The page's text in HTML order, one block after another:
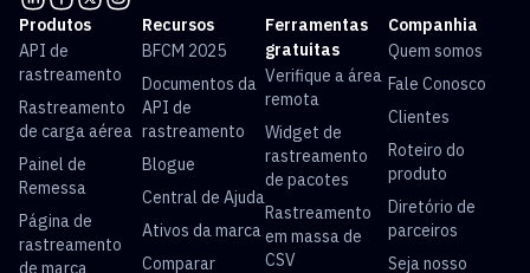
Produtos
API de
rastreamento
Rastreamento
de carga aérea
Painel de
Remessa
Página de
rastreamento
de marca
Recursos
BFCM 2025
Documentos da
API de
rastreamento
Blogue
Central de Ajuda
Ativos da marca
Comparar
Ferramentas
gratuitas
Verifique a área
remota
Widget de
rastreamento
de pacotes
Rastreamento
em massa de
CSV
Companhia
Quem somos
Fale Conosco
Clientes
Roteiro do
produto
Diretório de
parceiros
Seja nosso